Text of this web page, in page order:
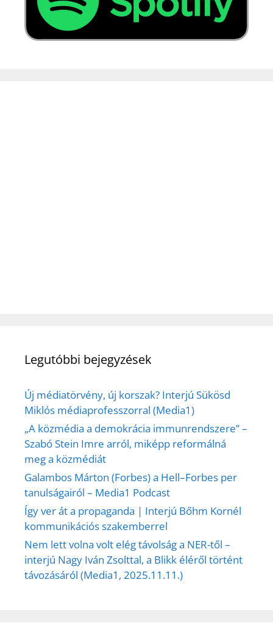
Legutóbbi bejegyzések
Új médiatörvény, új korszak? Interjú Sükösd
Miklós médiaprofesszorral (Media1)
„A közmédia a demokrácia immunrendszere” –
Szabó Stein Imre arról, miképp reformálná
meg a közmédiát
Galambos Márton (Forbes) a Hell–Forbes per
tanulságairól – Media1 Podcast
Így ver át a propaganda | Interjú Bőhm Kornél
kommunikációs szakemberrel
Nem lett volna volt elég távolság a NER-től –
interjú Nagy Iván Zsolttal, a Blikk éléről történt
távozásáról (Media1, 2025.11.11.)